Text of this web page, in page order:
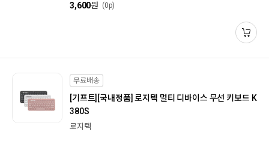
3,600원 (0p)
무료배송
[기프트] [국내정품] 로지텍 멀티 디바이스 무선 키보드 K
380S
로지텍